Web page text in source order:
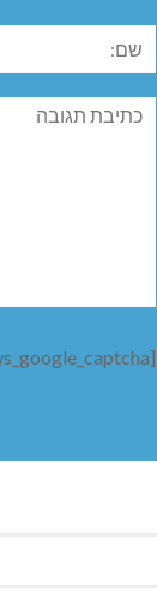
שם:
תגובה
[bws_google_captcha]